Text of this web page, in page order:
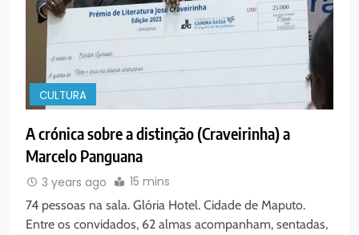
CULTURA
A crónica sobre a distinção (Craveirinha) a
Marcelo Panguana
3 years ago 15 mins
74 pessoas na sala. Glória Hotel. Cidade de Maputo.
Entre os convidados, 62 almas acompanham, sentadas,